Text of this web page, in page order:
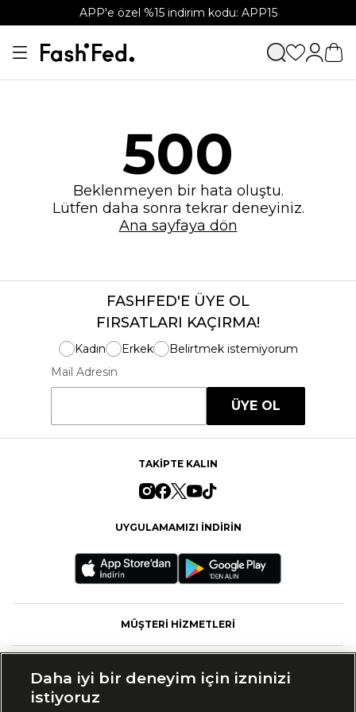
APP'e özel %15 indirim kodu: APP15
500
Beklenmeyen bir hata oluştu.
Lütfen daha sonra tekrar deneyiniz.
Ana sayfaya dön
FASHFED'E ÜYE OL
FIRSATLARI KAÇIRMA!
Kadın Erkek
Belirtmek istemiyorum
Mail Adresin
ÜYE OL
TAKİPTE KALIN
UYGULAMAMIZI İNDİRİN
MÜŞTERİ HİZMETLERİ
Daha iyi bir deneyim için izninizi
istiyoruz